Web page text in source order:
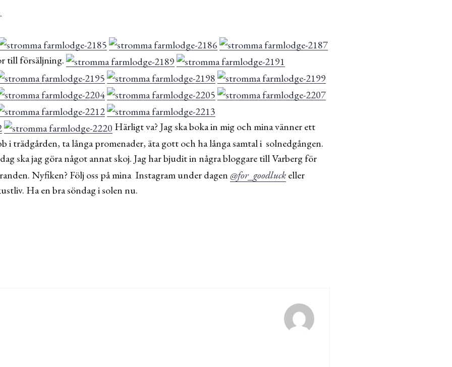
till försäljning.
Härligt va? Jag ska boka in mig och mina vänner ett
i trädgården, ta långa promenader, äta gott och ha långa samtal i solnedgången.
ska jag göra något annat skoj. Jag har bjudit in några bloggare till Varberg för
Nyfiken? Följ oss på mina Instagram under dagen@for_goodluckeller
Ha en bra söndag i solen nu.